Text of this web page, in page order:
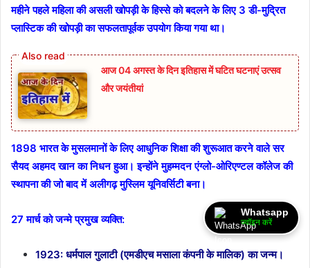
महीने पहले महिला की असली खोपड़ी के हिस्से को बदलने के लिए 3 डी-मुद्रित
प्लास्टिक की खोपड़ी का सफलतापूर्वक उपयोग किया गया था।
आज 04 अगस्त के दिन इतिहास में घटित घटनाएं उत्सव
और जयंतीयां
1898 भारत के मुसलमानों के लिए आधुनिक शिक्षा की शुरूआत करने वाले सर
सैयद अहमद खान का निधन हुआ। इन्होंने मुहम्मदन एंग्लो-ओरिएण्टल कॉलेज की
स्थापना की जो बाद में अलीगढ़ मुस्लिम यूनिवर्सिटी बना।
27 मार्च को जन्मे प्रमुख व्यक्ति:
1923: धर्मपाल गुलाटी (एमडीएच मसाला कंपनी के मालिक) का जन्म।
Whatsapp
ज्वॉइन करें